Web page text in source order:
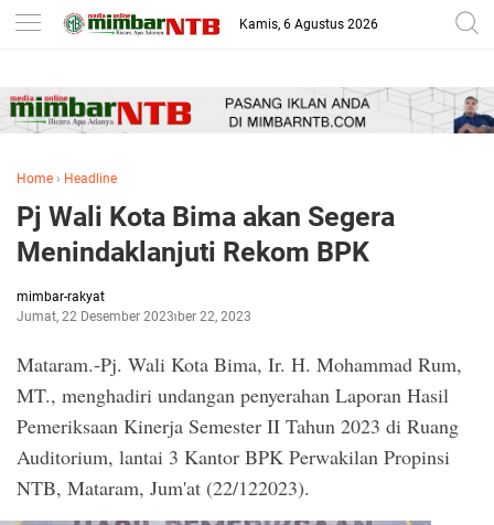
-->
Kamis, 6 Agustus 2026
Home › Headline
Pj Wali Kota Bima akan Segera
Menindaklanjuti Rekom BPK
mimbar-rakyat
Jumat, 22 Desember 2023Desember 22, 2023
Mataram.-Pj. Wali Kota Bima, Ir. H. Mohammad Rum,
MT., menghadiri undangan penyerahan Laporan Hasil
Pemeriksaan Kinerja Semester II Tahun 2023 di Ruang
Auditorium, lantai 3 Kantor BPK Perwakilan Propinsi
NTB, Mataram, Jum'at (22/122023).